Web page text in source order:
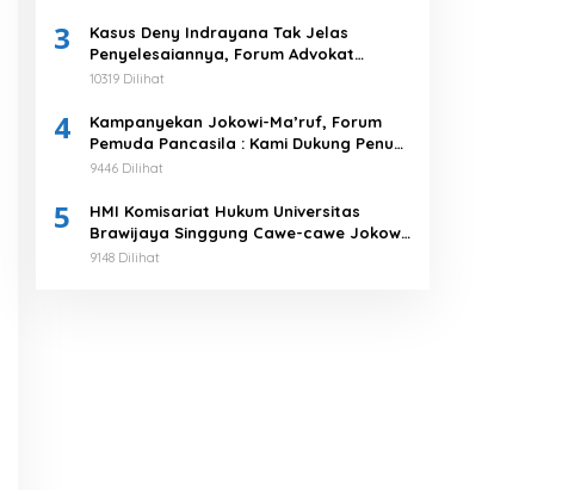
3
Kasus Deny Indrayana Tak Jelas
Penyelesaiannya, Forum Advokat
Pengawal Demokrasi : Ayo Segera
10319 Dilihat
4
Kampanyekan Jokowi-Ma’ruf, Forum
Pemuda Pancasila : Kami Dukung Penuh
Untuk Memimpin di 2019-2024
9446 Dilihat
5
HMI Komisariat Hukum Universitas
Brawijaya Singgung Cawe-cawe Jokowi,
Tegaskan 5 Poin Pernyataan Sikap
9148 Dilihat